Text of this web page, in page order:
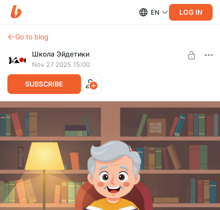
EN LOG IN
Go to blog
Школа Эйдетики
Nov 27 2025 15:00
SUBSCRIBE